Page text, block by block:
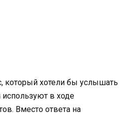
который хотели бы услышать
в ходе
Вместо ответа на